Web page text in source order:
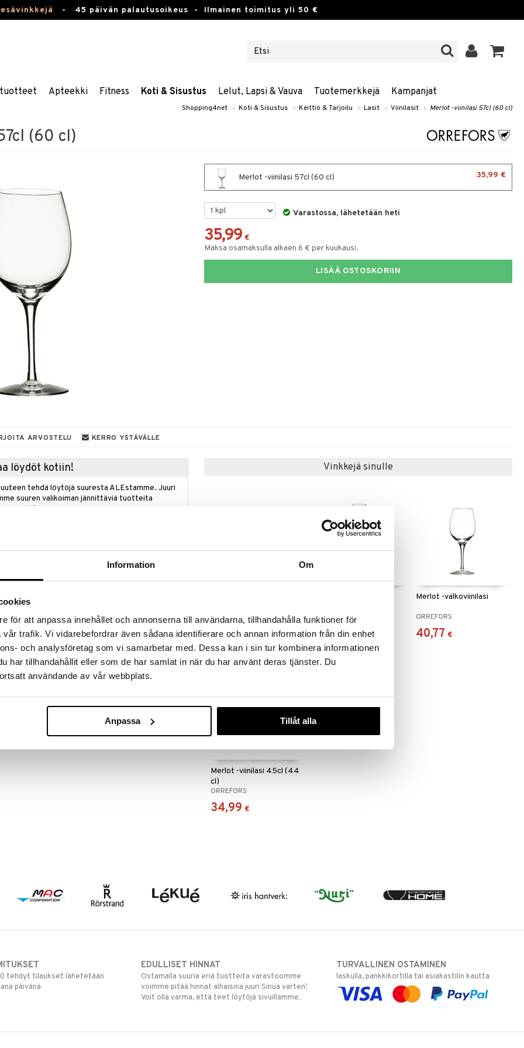
Information Om
för att anpassa innehållet och annonserna till användarna, tillhandahålla funktioner för
trafik. Vi vidarebefordrar även sådana identifierare och annan information från din enhet
och analysföretag som vi samarbetar med. Dessa kan i sin tur kombinera informationen
har tillhandahållit eller som de har samlat in när du har använt deras tjänster. Du
användande av vår webbplats.
Anpassa Tillåt alla
- 45 päivän palautusoikeus - Ilmainen toimitus yli 50 €
Apteekki Fitness Koti & Sisustus Lelut, Lapsi & Vauva Tuotemerkkejä Kampanjat
Shopping4net » Koti & Sisustus » Keittiö & Tarjoilu » Lasit » Viinilasit » Merlot -viinilasi 57cl (60 cl)
(60 cl)
Merlot -viinilasi 57cl (60 cl) 35,99 €
Varastossa, lähetetään heti
35,99 €
Maksa osamaksulla alkaen 6 € per kuukausi.
LISÄÄ OSTOSKORIIN
ARVOSTELU KERRO YSTÄVÄLLE
löydöt kotiin!
tehdä löytöjä suuresta ALEstamme. Juuri
suuren valikoiman jännittäviä tuotteita
hinnoilla!
ale-löydöt »
kuningatar. Kukaan muu ei ole suunitellut
lasiastiastoa. Menestysten joukosta
jokta kaikki ovat saaneet hienoja
Erikan suuri rakkaus käsityöhön ja hänen
ilmestymisen yhteydessä. Hänen
löytyy More -tarjouilulasisarja, joka lanseerattiin
kunnianosoitus vuoden 2010 kuninkaallisille
ja hallituksen lahjan kruunuprinsessa
muotoilun tarkoituksena on korostaa
Vinkkejä sinulle
ORREFORS
36,44 €
ORREFORS
44,13 €
Merlot -valkoviinilasi
ORREFORS
40,77 €
Merlot -viinilasi 45cl (44
cl)
ORREFORS
34,99 €
tehdyt tilaukset lähetetään
päivänä
EDULLISET HINNAT
Ostamalla suuria eriä tuotteita varastoomme
voimme pitää hinnat alhaisina juuri Sinua varten!
Voit olla varma, että teet löytöjä sivuillamme.
TURVALLINEN OSTAMINEN
laskulla, pankkikortilla tai asiakastilin kautta